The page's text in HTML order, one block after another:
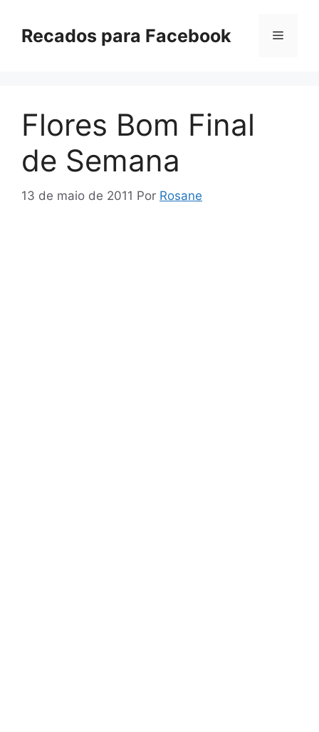
paraRecados para Facebook Menu
Flores Bom Final
de Semana
13 de maio de 2011 Por Rosane